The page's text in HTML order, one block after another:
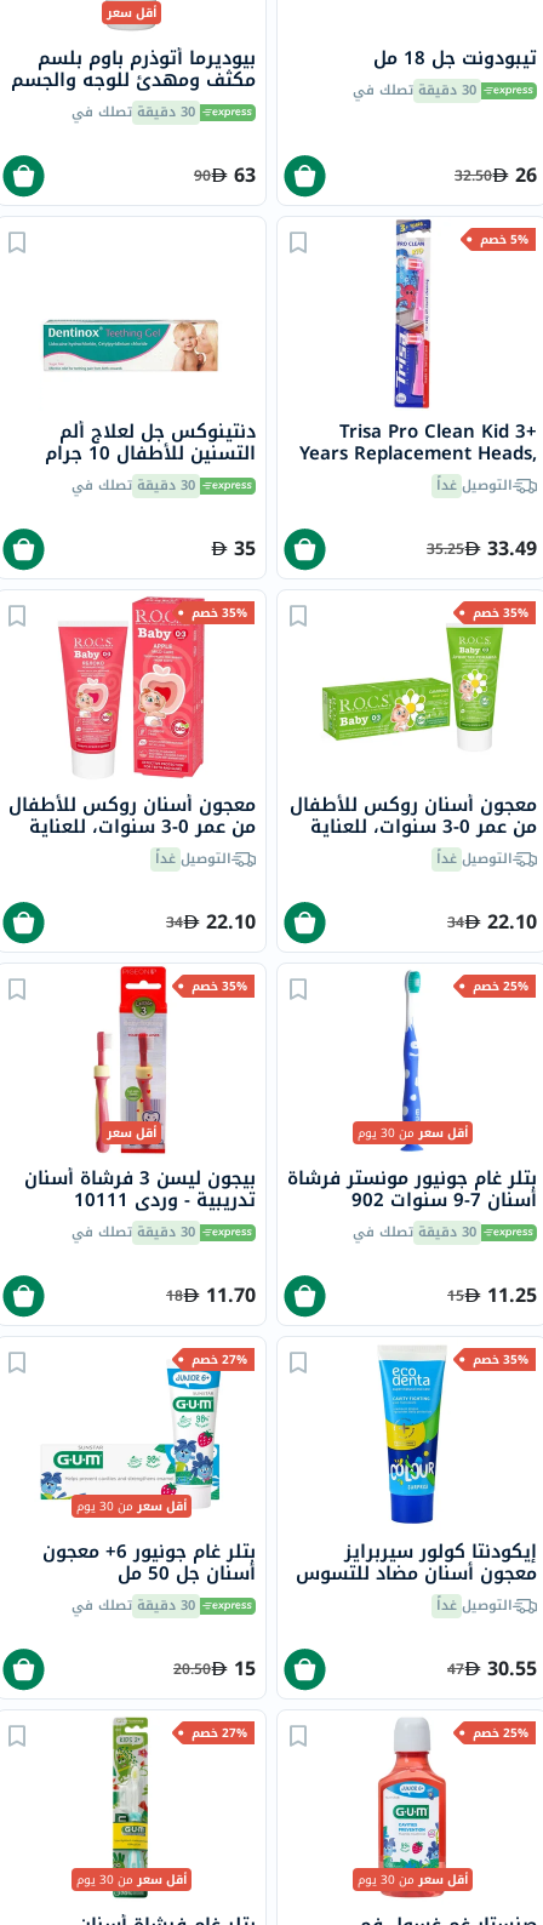
تيبودونت جل 18 مل
30 دقيقة تصلك في
26
32.50
أقل سعر
بيوديرما أتوذرم باوم بلسم
مكثف ومهدئ للوجه والجسم
500 مل 30 دقيقة تصلك في
63
90
5% خصم
Trisa Pro Clean Kid 3+
Years Replacement Heads,
Pack of 2's - 290209
التوصيلغداً
33.49
35.25
دنتينوكس جل لعلاج ألم
التسنين للأطفال 10 جرام
30 دقيقة تصلك في
35
35% خصم
معجون أسنان روكس للأطفال
من عمر 0-3 سنوات، للعناية
الطيفة، بخلاصة البابونج، 45
جرامالتوصيلغداً
22.10
34
35% خصم
معجون أسنان روكس للأطفال
من عمر 0-3 سنوات، للعناية
الطيفة برائحة التفاح، 45 جرام
التوصيلغداً
22.10
34
25% خصم
أقل سعرمن 30 يوم
بتلر غام جونيور مونستر فرشاة
أسنان 7-9 سنوات 902
30 دقيقة تصلك في
11.25
15
35% خصم
أقل سعر
بيجون ليسن 3 فرشاة أسنان
تدريبية - وردي 10111
30 دقيقة تصلك في
11.70
18
35% خصم
إيكودنتا كولور سيربرايز
معجون أسنان مضاد للتسوس
للأطفال بالفلورايد 75 مل
التوصيلغداً
30.55
47
27% خصم
أقل سعرمن 30 يوم
بتلر غام جونيور 6+ معجون
أسنان جل 50 مل
30 دقيقة تصلك في
15
20.50
25% خصم
أقل سعرمن 30 يوم
27% خصم
أقل سعرمن 30 يوم